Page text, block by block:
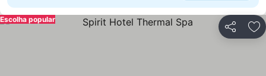
Partilhar
Escolha popular